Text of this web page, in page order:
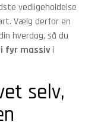
vedligeholdelse
Vælg derfor en
hverdag, så du
fyr massivi
selv,